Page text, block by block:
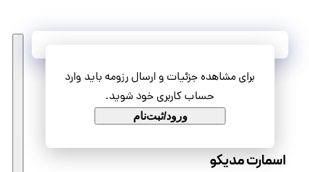
برای مشاهده جزئیات و ارسال رزومه باید وارد
حساب کاربری خود شوید.
ورود/ثبت‌نام
مشاهده همه فرصت‌ها
اسمارت مدیکو